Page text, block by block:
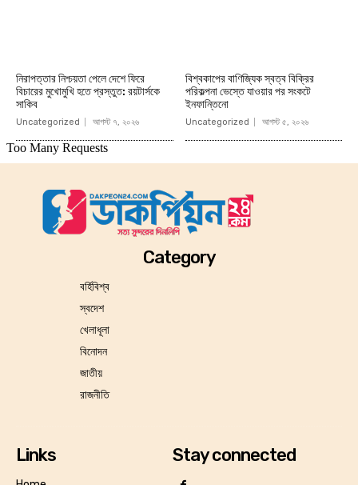
নিরাপত্তার নিশ্চয়তা পেলে দেশে ফিরে
বিচারের মুখোমুখি হতে প্রস্তুত: রয়টার্সকে
সাকিব
Uncategorized আগস্ট ৭, ২০২৬
বিশ্বকাপের বাণিজ্যিক স্বত্ব বিক্রির
পরিকল্পনা ভেস্তে যাওয়ার পর সংকটে
ইনফান্তিনো
Uncategorized আগস্ট ৫, ২০২৬
Category
বর্হিবিশ্ব
স্বদেশ
খেলাধূলা
বিনোদন
জাতীয়
রাজনীতি
Links Stay connected